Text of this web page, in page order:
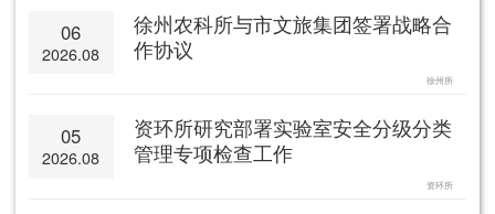
06
2026.08
徐州农科所与市文旅集团签署战略合
作协议
徐州所
05
2026.08
资环所研究部署实验室安全分级分类
管理专项检查工作
资环所